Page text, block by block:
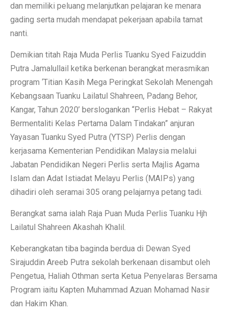
dan memiliki peluang melanjutkan pelajaran ke menara
gading serta mudah mendapat pekerjaan apabila tamat
nanti.
Demikian titah Raja Muda Perlis Tuanku Syed Faizuddin
Putra Jamalullail ketika berkenan berangkat merasmikan
program ‘Titian Kasih Mega Peringkat Sekolah Menengah
Kebangsaan Tuanku Lailatul Shahreen, Padang Behor,
Kangar, Tahun 2020’ berslogankan “Perlis Hebat – Rakyat
Bermentaliti Kelas Pertama Dalam Tindakan” anjuran
Yayasan Tuanku Syed Putra (YTSP) Perlis dengan
kerjasama Kementerian Pendidikan Malaysia melalui
Jabatan Pendidikan Negeri Perlis serta Majlis Agama
Islam dan Adat Istiadat Melayu Perlis (MAIPs) yang
dihadiri oleh seramai 305 orang pelajarnya petang tadi.
Berangkat sama ialah Raja Puan Muda Perlis Tuanku Hjh
Lailatul Shahreen Akashah Khalil.
Keberangkatan tiba baginda berdua di Dewan Syed
Sirajuddin Areeb Putra sekolah berkenaan disambut oleh
Pengetua, Haliah Othman serta Ketua Penyelaras Bersama
Program iaitu Kapten Muhammad Azuan Mohamad Nasir
dan Hakim Khan.